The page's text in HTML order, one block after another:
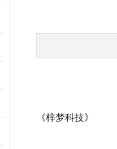
《梓梦科技》